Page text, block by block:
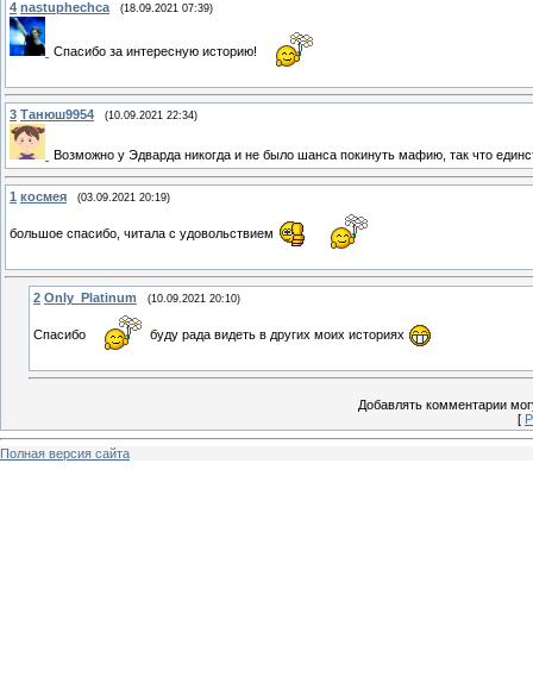
4 nastuphechca (18.09.2021 07:39)
Спасибо за интересную историю!
3 Танюш9954 (10.09.2021 22:34)
Возможно у Эдварда никогда и не было шанса покинуть мафию, так что
1 космея (03.09.2021 20:19)
большое спасибо, читала с удовольствием
2 Only_Platinum (10.09.2021 20:10)
Спасибо буду рада видеть в других моих историях
Добавлять комментарии
[
Полная версия сайта